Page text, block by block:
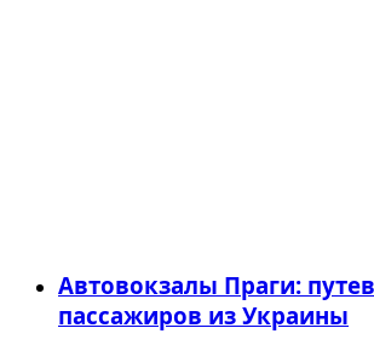
Автовокзалы Праги:
пассажиров из Украины